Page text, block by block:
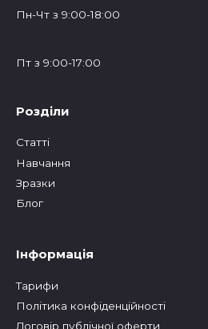
Пн-Чт з 9:00-18:00
Пт з 9:00-17:00
Розділи
Статтi
Навчання
Зразки
Блог
Інформація
Тарифи
Політика конфіденційності
Договір публічної оферти